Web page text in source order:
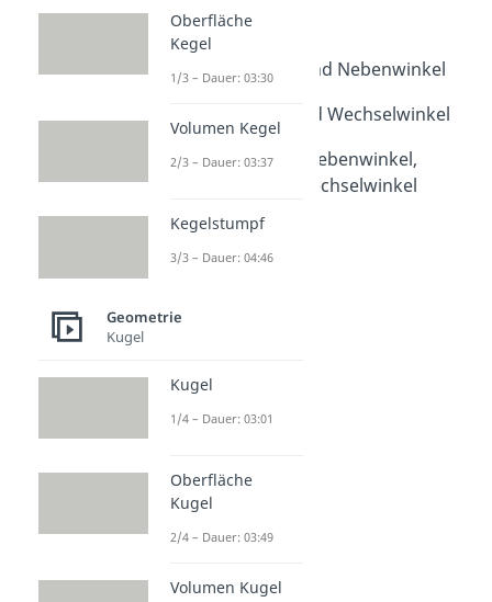
Rechter Winkel
Dauer: 02:37
Scheitelwinkel und Nebenwinkel
Stufenwinkel und Wechselwinkel
Dauer: 02:27
Scheitelwinkel, Nebenwinkel,
Stufenwinkel, Wechselwinkel
Oberfläche
Kegel
1/3 – Dauer: 03:30
Volumen Kegel
2/3 – Dauer: 03:37
Kegelstumpf
3/3 – Dauer: 04:46
Geometrie
Kugel
Kugel
1/4 – Dauer: 03:01
Oberfläche
Kugel
2/4 – Dauer: 03:49
Volumen Kugel